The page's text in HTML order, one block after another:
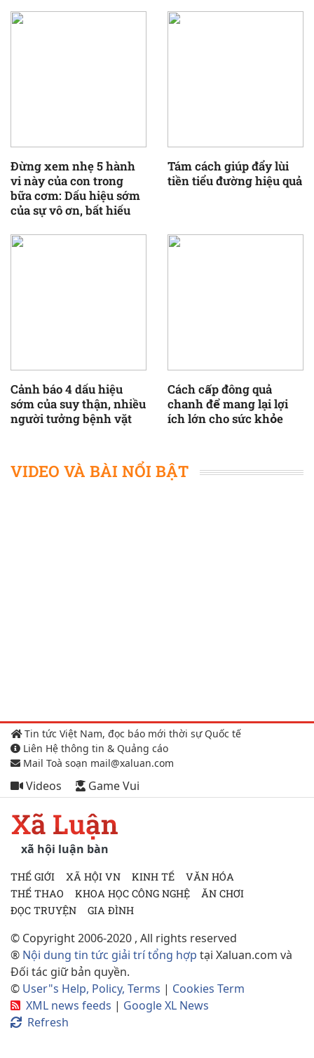
Đừng xem nhẹ 5 hành
vi này của con trong
bữa cơm: Dấu hiệu sớm
của sự vô ơn, bất hiếu
Tám cách giúp đẩy lùi
tiền tiểu đường hiệu quả
Cảnh báo 4 dấu hiệu
sớm của suy thận, nhiều
người tưởng bệnh vặt
Cách cấp đông quả
chanh để mang lại lợi
ích lớn cho sức khỏe
VIDEO VÀ BÀI NỔI BẬT
Tin tức Việt Nam, đọc báo mới thời sự Quốc tế
Liên Hệ thông tin & Quảng cáo
Mail Toà soạn mail@xaluan.com
Videos Game Vui
Xã Luận
xã hội luận bàn
THẾ GIỚI XÃ HỘI VN KINH TẾ
VĂN HÓA
THỂ THAO
KHOA HỌC CÔNG NGHỆ
ĂN CHƠI
ĐỌC TRUYỆN
GIA ĐÌNH
© Copyright 2006-2020 , All rights reserved
® Nội dung tin tức giải trí tổng hợp tại Xaluan.com và
Đối tác giữ bản quyền.
© User"s Help, Policy, Terms | Cookies Term
XML news feeds | Google XL News
Refresh